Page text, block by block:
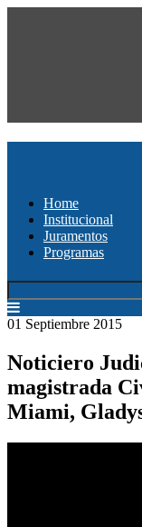
Home
Institucional
Juramentos
Programas
01 Septiembre 2015
Noticiero
magistrada
Miami,